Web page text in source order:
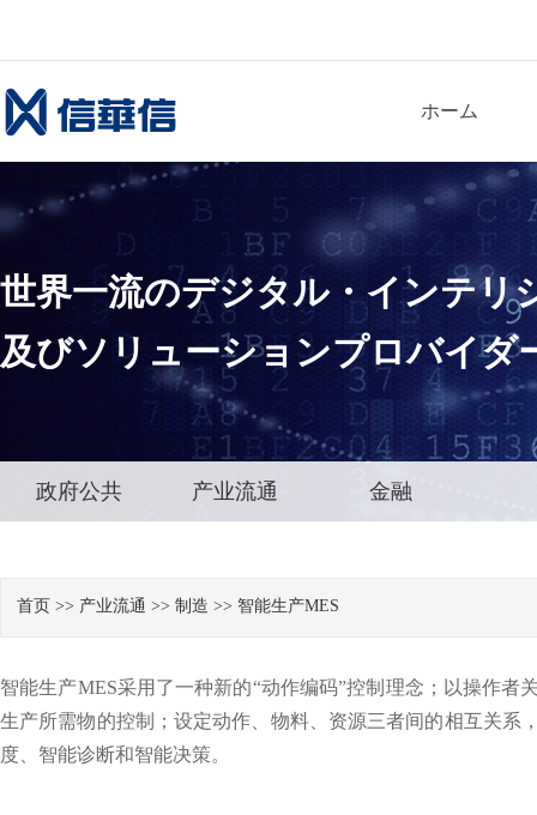
ホーム
世界一流のデジタル・インテリ
及びソリューションプロバイダ
政府公共 产业流通 金融
首页 >> 产业流通 >> 制造 >> 智能生产MES
智能生产MES采用了一种新的“动作编码”控制理念；以操作
生产所需物的控制；设定动作、物料、资源三者间的相互关
度、智能诊断和智能决策。